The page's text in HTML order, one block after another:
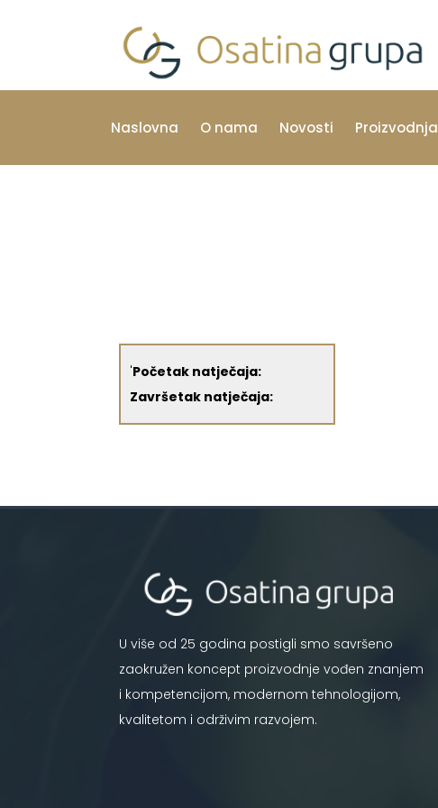
Naslovna O nama Novosti Proizvodnja
'Početak natječaja:
Završetak natječaja:
U više od 25 godina postigli smo savršeno
zaokružen koncept proizvodnje vođen znanjem
i kompetencijom, modernom tehnologijom,
kvalitetom i održivim razvojem.